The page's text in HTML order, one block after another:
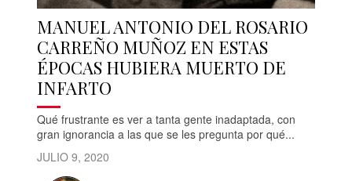
MANUEL ANTONIO DEL ROSARIO
CARREÑO MUÑOZ EN ESTAS
ÉPOCAS HUBIERA MUERTO DE
INFARTO
Qué frustrante es ver a tanta gente inadaptada, con
gran ignorancia a las que se les pregunta por qué...
JULIO 9, 2020